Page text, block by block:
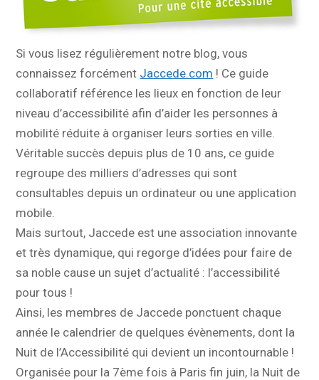
Si vous lisez régulièrement notre blog, vous
connaissez forcément Jaccede.com ! Ce guide
collaboratif référence les lieux en fonction de leur
niveau d’accessibilité afin d’aider les personnes à
mobilité réduite à organiser leurs sorties en ville.
Véritable succès depuis plus de 10 ans, ce guide
regroupe des milliers d’adresses qui sont
consultables depuis un ordinateur ou une application
mobile.
Mais surtout, Jaccede est une association innovante
et très dynamique, qui regorge d’idées pour faire de
sa noble cause un sujet d’actualité : l’accessibilité
pour tous !
Ainsi, les membres de Jaccede ponctuent chaque
année le calendrier de quelques évènements, dont la
Nuit de l’Accessibilité qui devient un incontournable !
Organisée pour la 7ème fois à Paris fin juin, la Nuit de